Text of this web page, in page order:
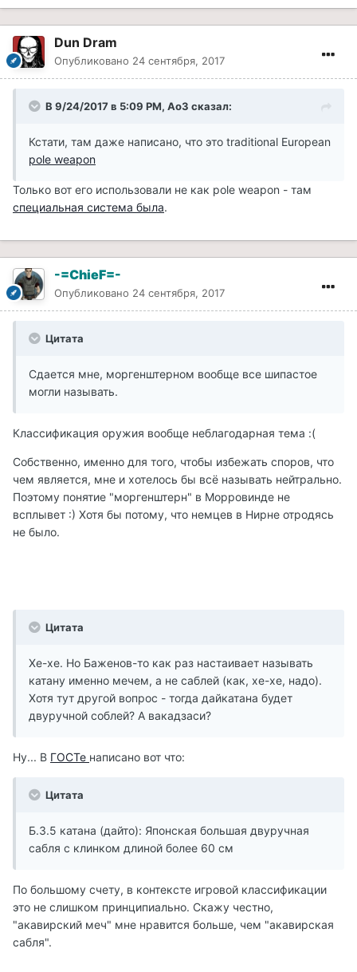
Dun Dram
Опубликовано 24 сентября, 2017
В 9/24/2017 в 5:09 PM, Ao3 сказал:
Кстати, там даже написано, что это traditional European
pole weapon
Только вот его использовали не как pole weapon - там
специальная система была.
-=ChieF=-
Опубликовано 24 сентября, 2017
Цитата
Сдается мне, моргенштерном вообще все шипастое
могли называть.
Классификация оружия вообще неблагодарная тема :(
Собственно, именно для того, чтобы избежать споров, что
чем является, мне и хотелось бы всё называть нейтрально.
Поэтому понятие "моргенштерн" в Морровинде не
всплывет :) Хотя бы потому, что немцев в Нирне отродясь
не было.
Цитата
Хе-хе. Но Баженов-то как раз настаивает называть
катану именно мечем, а не саблей (как, хе-хе, надо).
Хотя тут другой вопрос - тогда дайкатана будет
двуручной соблей? А вакадзаси?
Ну... В ГОСТе написано вот что:
Цитата
Б.3.5 катана (дайто): Японская большая двуручная
сабля с клинком длиной более 60 см
По большому счету, в контексте игровой классификации
это не слишком принципиально. Скажу честно,
"акавирский меч" мне нравится больше, чем "акавирская
сабля".